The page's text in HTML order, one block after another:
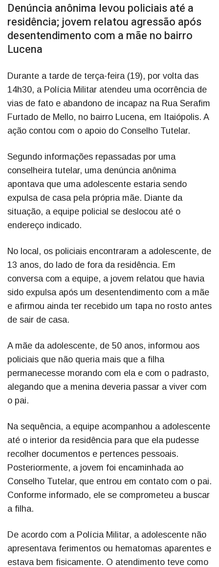
Denúncia anônima levou policiais até a
residência; jovem relatou agressão após
desentendimento com a mãe no bairro
Lucena
Durante a tarde de terça-feira (19), por volta das
14h30, a Polícia Militar atendeu uma ocorrência de
vias de fato e abandono de incapaz na Rua Serafim
Furtado de Mello, no bairro Lucena, em Itaiópolis. A
ação contou com o apoio do Conselho Tutelar.
Segundo informações repassadas por uma
conselheira tutelar, uma denúncia anônima
apontava que uma adolescente estaria sendo
expulsa de casa pela própria mãe. Diante da
situação, a equipe policial se deslocou até o
endereço indicado.
No local, os policiais encontraram a adolescente, de
13 anos, do lado de fora da residência. Em
conversa com a equipe, a jovem relatou que havia
sido expulsa após um desentendimento com a mãe
e afirmou ainda ter recebido um tapa no rosto antes
de sair de casa.
A mãe da adolescente, de 50 anos, informou aos
policiais que não queria mais que a filha
permanecesse morando com ela e com o padrasto,
alegando que a menina deveria passar a viver com
o pai.
Na sequência, a equipe acompanhou a adolescente
até o interior da residência para que ela pudesse
recolher documentos e pertences pessoais.
Posteriormente, a jovem foi encaminhada ao
Conselho Tutelar, que entrou em contato com o pai.
Conforme informado, ele se comprometeu a buscar
a filha.
De acordo com a Polícia Militar, a adolescente não
apresentava ferimentos ou hematomas aparentes e
estava bem fisicamente. O atendimento teve como